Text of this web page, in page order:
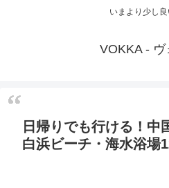
いまより少し
VOKKA -
日帰りでも行ける！中
白浜ビーチ・海水浴場